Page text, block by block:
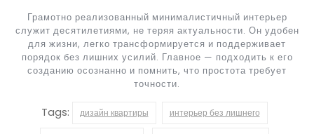
Грамотно реализованный минималистичный интерьер
служит десятилетиями, не теряя актуальности. Он удобен
для жизни, легко трансформируется и поддерживает
порядок без лишних усилий. Главное — подходить к его
созданию осознанно и помнить, что простота требует
точности.
Tags: дизайн квартиры интерьер без лишнего